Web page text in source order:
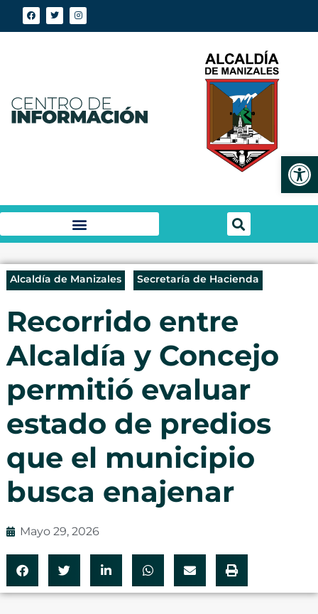
Alcaldía de Manizales Secretaría de Hacienda
Recorrido entre
Alcaldía y Concejo
permitió evaluar
estado de predios
que el municipio
busca enajenar
Mayo 29, 2026